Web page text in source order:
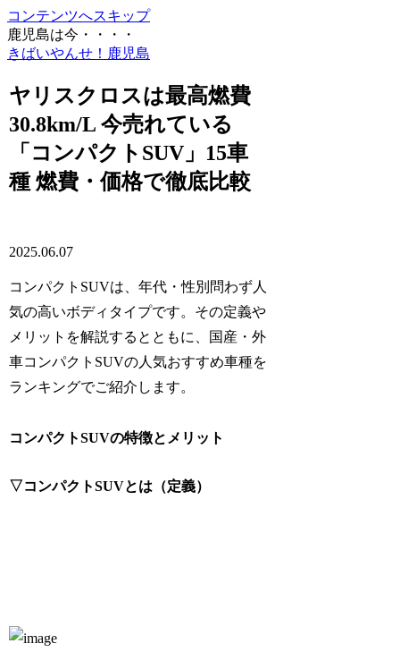
コンテンツへスキップ
鹿児島は今・・・・
きばいやんせ！鹿児島
ヤリスクロスは最高燃費
30.8km/L 今売れている
「コンパクトSUV」15車
種 燃費・価格で徹底比較
2025.06.07
コンパクトSUVは、年代・性別問わず人
気の高いボディタイプです。その定義や
メリットを解説するとともに、国産・外
車コンパクトSUVの人気おすすめ車種を
ランキングでご紹介します。
コンパクトSUVの特徴とメリット
▽コンパクトSUVとは（定義）